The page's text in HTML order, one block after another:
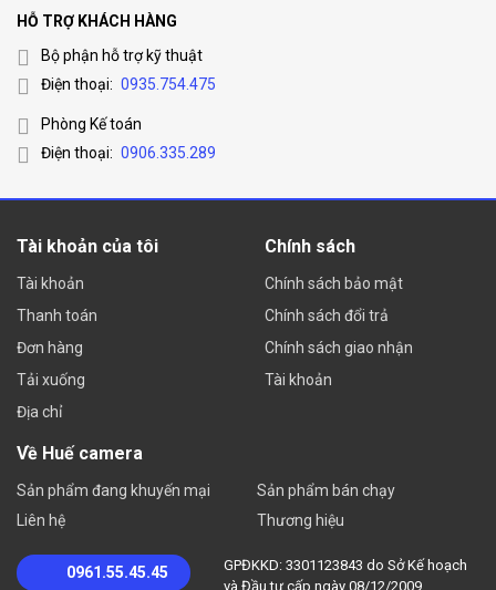
HỖ TRỢ KHÁCH HÀNG
Bộ phận hỗ trợ kỹ thuật
Điện thoại: 0935.754.475
Phòng Kế toán
Điện thoại: 0906.335.289
Tài khoản của tôi
Tài khoản
Thanh toán
Đơn hàng
Tải xuống
Địa chỉ
Chính sách
Chính sách bảo mật
Chính sách đổi trả
Chính sách giao nhận
Tài khoản
Về Huế camera
Sản phẩm đang khuyến mại
Liên hệ
Sản phẩm bán chạy
Thương hiệu
0961.55.45.45
GPĐKKD: 3301123843 do Sở Kế hoạch
và Đầu tư cấp ngày 08/12/2009